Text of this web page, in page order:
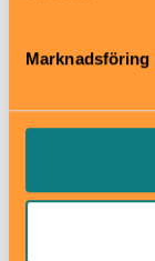
Marknadsföring
Barn i stans